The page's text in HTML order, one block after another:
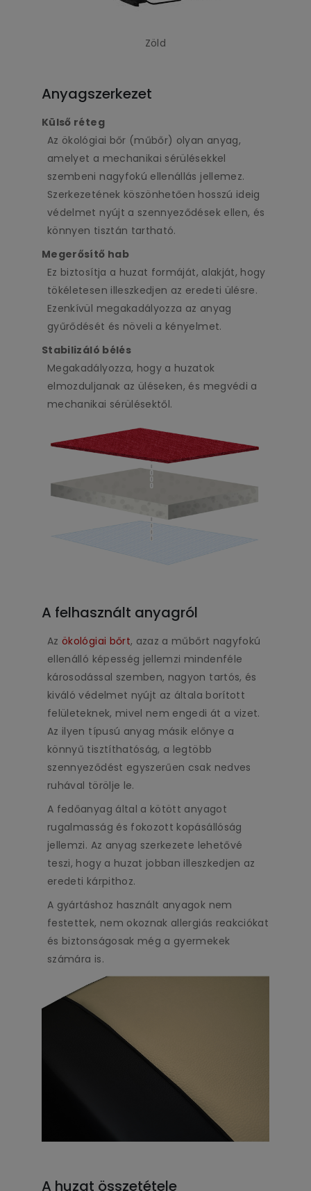
Zöld
Anyagszerkezet
Külső réteg
Az ökológiai bőr (műbőr) olyan anyag,
amelyet a mechanikai sérülésekkel
szembeni nagyfokú ellenállás jellemez.
Szerkezetének köszönhetően hosszú ideig
védelmet nyújt a szennyeződések ellen, és
könnyen tisztán tartható.
Megerősítő hab
Ez biztosítja a huzat formáját, alakját, hogy
tökéletesen illeszkedjen az eredeti ülésre.
Ezenkívül megakadályozza az anyag
gyűrődését és növeli a kényelmet.
Stabilizáló bélés
Megakadályozza, hogy a huzatok
elmozduljanak az üléseken, és megvédi a
mechanikai sérülésektől.
A felhasznált anyagról
Az ökológiai bőrt, azaz a műbőrt nagyfokú
ellenálló képesség jellemzi mindenféle
károsodással szemben, nagyon tartós, és
kiváló védelmet nyújt az általa borított
felületeknek, mivel nem engedi át a vizet.
Az ilyen típusú anyag másik előnye a
könnyű tisztíthatóság, a legtöbb
szennyeződést egyszerűen csak nedves
ruhával törölje le.
A fedőanyag által a kötött anyagot
rugalmasság és fokozott kopásállóság
jellemzi. Az anyag szerkezete lehetővé
teszi, hogy a huzat jobban illeszkedjen az
eredeti kárpithoz.
A gyártáshoz használt anyagok nem
festettek, nem okoznak allergiás reakciókat
és biztonságosak még a gyermekek
számára is.
A huzat összetétele